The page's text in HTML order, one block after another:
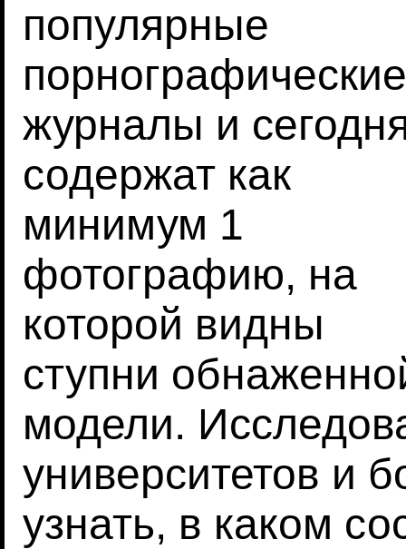
популярные
порнографические
журналы и
содержат как
минимум 1
фотографию, на
которой видны
ступни
модели.
университетов и
узнать, в каком